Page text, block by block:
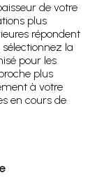
de votre
plus
répondent
la
pour les
plus
à votre
en cours de